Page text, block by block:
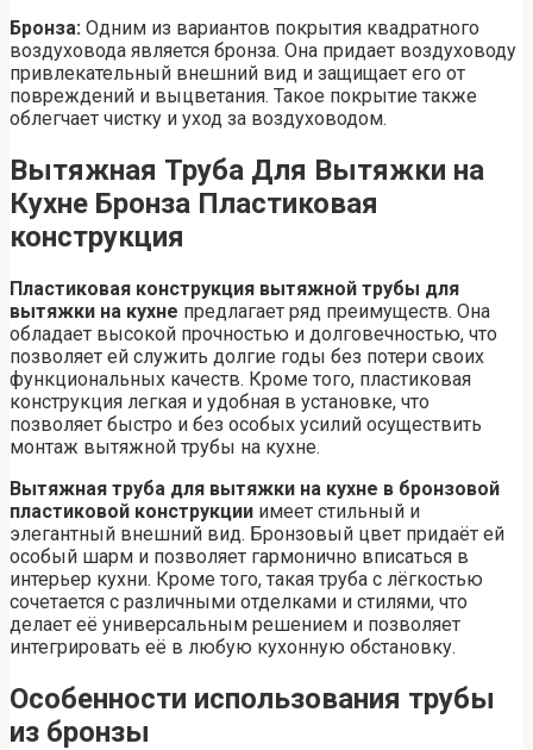
Бронза: Одним из вариантов покрытия квадратного
воздуховода является бронза. Она придает воздуховоду
привлекательный внешний вид и защищает его от
повреждений и выцветания. Такое покрытие также
облегчает чистку и уход за воздуховодом.
Вытяжная Труба Для Вытяжки на
Кухне Бронза Пластиковая
конструкция
Пластиковая конструкция вытяжной трубы для
вытяжки на кухне предлагает ряд преимуществ. Она
обладает высокой прочностью и долговечностью, что
позволяет ей служить долгие годы без потери своих
функциональных качеств. Кроме того, пластиковая
конструкция легкая и удобная в установке, что
позволяет быстро и без особых усилий осуществить
монтаж вытяжной трубы на кухне.
Вытяжная труба для вытяжки на кухне в бронзовой
пластиковой конструкции имеет стильный и
элегантный внешний вид. Бронзовый цвет придаёт ей
особый шарм и позволяет гармонично вписаться в
интерьер кухни. Кроме того, такая труба с лёгкостью
сочетается с различными отделками и стилями, что
делает её универсальным решением и позволяет
интегрировать её в любую кухонную обстановку.
Особенности использования трубы
из бронзы